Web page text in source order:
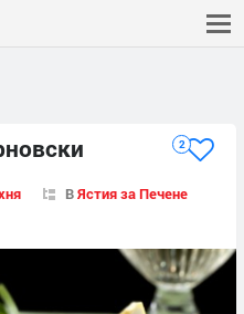
2
ВЯстия за Печене